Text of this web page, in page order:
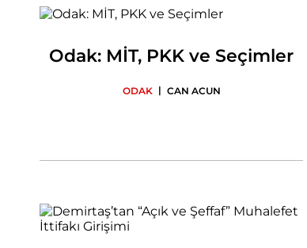
Odak: MİT, PKK ve Seçimler
ODAK | CAN ACUN